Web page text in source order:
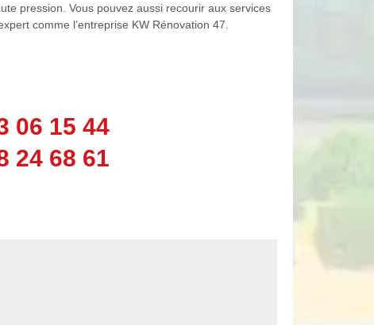
pression. Vous pouvez aussi recourir aux services
comme l’entreprise KW Rénovation 47.
06 15 44
24 68 61